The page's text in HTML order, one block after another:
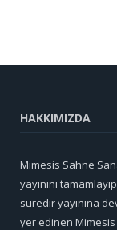
HAKKIMIZDA
Mimesis Sahne
yayınını
süredir yayınına
yer edinen Mimesis